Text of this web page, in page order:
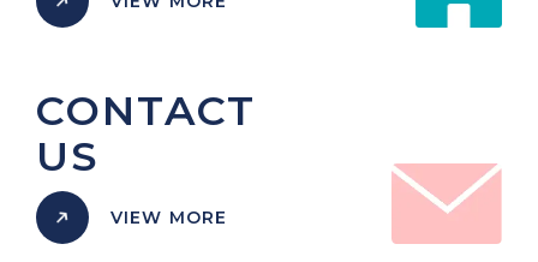
CONTACT
US
VIEW MORE